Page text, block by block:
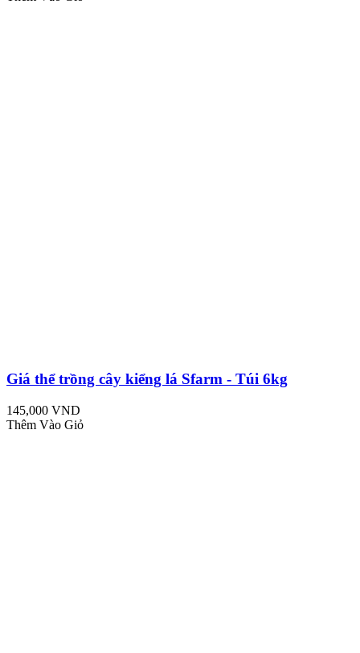
Giá thể trồng cây kiểng lá Sfarm - Túi 6kg
145,000 VND
Thêm Vào Giỏ